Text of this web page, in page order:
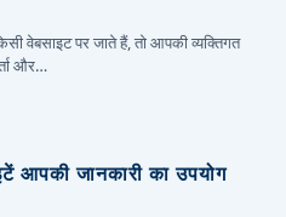
वेबसाइट पर जाते हैं, तो आपकी व्यक्तिगत
और…
आपकी जानकारी का उपयोग